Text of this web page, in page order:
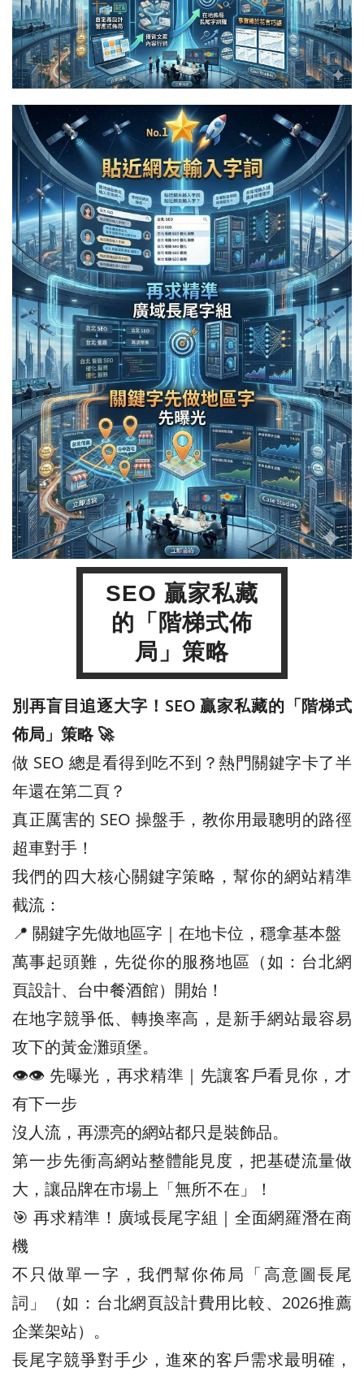
SEO 贏家私藏
的「階梯式佈
局」策略
別再盲目追逐大字！SEO 贏家私藏的「階梯式
佈局」策略 🚀
做 SEO 總是看得到吃不到？熱門關鍵字卡了半
年還在第二頁？
真正厲害的 SEO 操盤手，教你用最聰明的路徑
超車對手！
我們的四大核心關鍵字策略，幫你的網站精準
截流：
📍 關鍵字先做地區字｜在地卡位，穩拿基本盤
萬事起頭難，先從你的服務地區（如：台北網
頁設計、台中餐酒館）開始！
在地字競爭低、轉換率高，是新手網站最容易
攻下的黃金灘頭堡。
👁️‍👁️‍ 先曝光，再求精準｜先讓客戶看見你，才
有下一步
沒人流，再漂亮的網站都只是裝飾品。
第一步先衝高網站整體能見度，把基礎流量做
大，讓品牌在市場上「無所不在」！
🎯 再求精準！廣域長尾字組｜全面網羅潛在商
機
不只做單一字，我們幫你佈局「高意圖長尾
詞」（如：台北網頁設計費用比較、2026推薦
企業架站）。
長尾字競爭對手少，進來的客戶需求最明確，